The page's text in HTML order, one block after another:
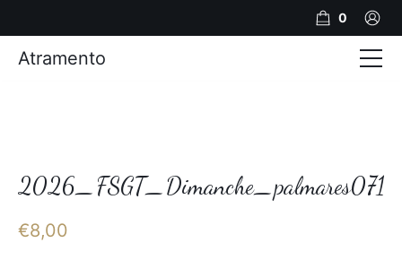
2026_FSGT_Dimanche_palmares071
€8,00
0
Atramento
Photos